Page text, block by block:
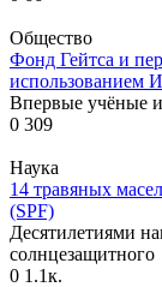
Общество
Фонд Гейтса и
использованием
Впервые учёные
0 309
Наука
14 травяных
(SPF)
Десятилетиями
солнцезащитного
0 1.1к.